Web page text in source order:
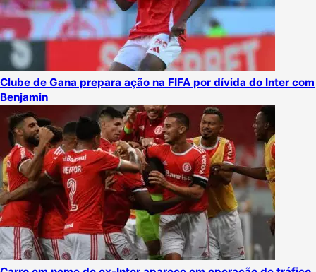
Clube de Gana prepara ação na FIFA por dívida do Inter com
Benjamin